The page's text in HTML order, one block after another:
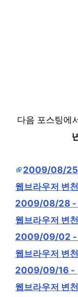
다음 포스팅에
2009/08/25
웹브라우저 변
2009/08/28 -
웹브라우저 변
2009/09/02 -
웹브라우저 변
2009/09/16 -
웹브라우저 변